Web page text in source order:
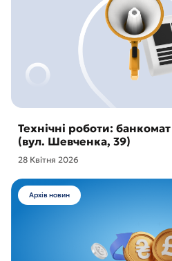
Технічні роботи:
(вул. Шевченка, 39)
28 Квітня 2026
Архів новин